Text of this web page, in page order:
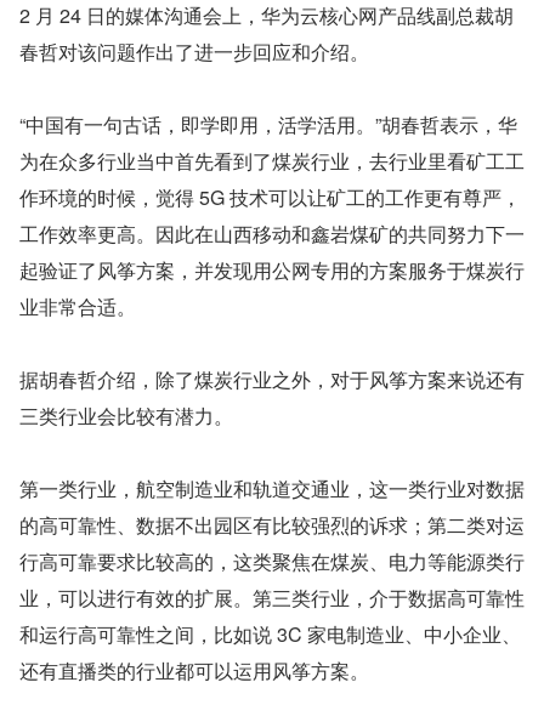
2 月 24 日的媒体沟通会上，华为云核心网产品线副总裁胡
春哲对该问题作出了进一步回应和介绍。
“中国有一句古话，即学即用，活学活用。”胡春哲表示，华
为在众多行业当中首先看到了煤炭行业，去行业里看矿工工
作环境的时候，觉得 5G 技术可以让矿工的工作更有尊严，
工作效率更高。因此在山西移动和鑫岩煤矿的共同努力下一
起验证了风筝方案，并发现用公网专用的方案服务于煤炭行
业非常合适。
据胡春哲介绍，除了煤炭行业之外，对于风筝方案来说还有
三类行业会比较有潜力。
第一类行业，航空制造业和轨道交通业，这一类行业对数据
的高可靠性、数据不出园区有比较强烈的诉求；第二类对运
行高可靠要求比较高的，这类聚焦在煤炭、电力等能源类行
业，可以进行有效的扩展。第三类行业，介于数据高可靠性
和运行高可靠性之间，比如说 3C 家电制造业、中小企业、
还有直播类的行业都可以运用风筝方案。